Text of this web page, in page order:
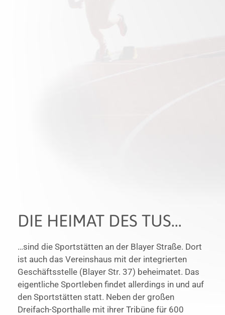
…sind die Sportstätten an der Blayer Straße. Dort
ist auch das Vereinshaus mit der integrierten
Geschäftsstelle (Blayer Str. 37) beheimatet. Das
eigentliche Sportleben findet allerdings in und auf
den Sportstätten statt. Neben der großen
Dreifach-Sporthalle mit ihrer Tribüne für 600